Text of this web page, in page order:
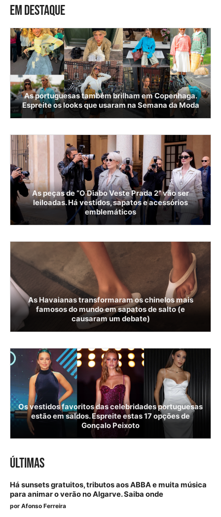
EM DESTAQUE
As portuguesas também brilham em Copenhaga.
Espreite os looks que usaram na Semana da Moda
As peças de “O Diabo Veste Prada 2” vão ser
leiloadas. Há vestidos, sapatos e acessórios
emblemáticos
As Havaianas transformaram os chinelos mais
famosos do mundo em sapatos de salto (e
causaram um debate)
Os vestidos favoritos das celebridades portuguesas
estão em saldos. Espreite estas 17 opções de
Gonçalo Peixoto
ÚLTIMAS
Há sunsets gratuitos, tributos aos ABBA e muita música
para animar o verão no Algarve. Saiba onde
por Afonso Ferreira